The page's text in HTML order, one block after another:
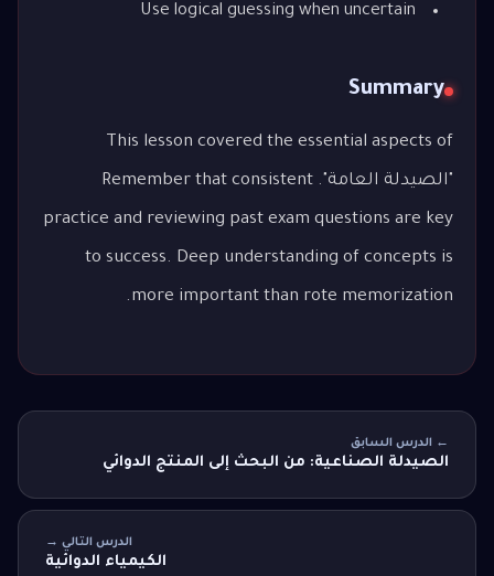
Use logical guessing when uncertain
Summary
This lesson covered the essential aspects of
"الصيدلة العامة". Remember that consistent
practice and reviewing past exam questions are key
to success. Deep understanding of concepts is
more important than rote memorization.
← الدرس السابق
الصيدلة الصناعية: من البحث إلى المنتج الدوائي
الدرس التالي →
الكيمياء الدوائية